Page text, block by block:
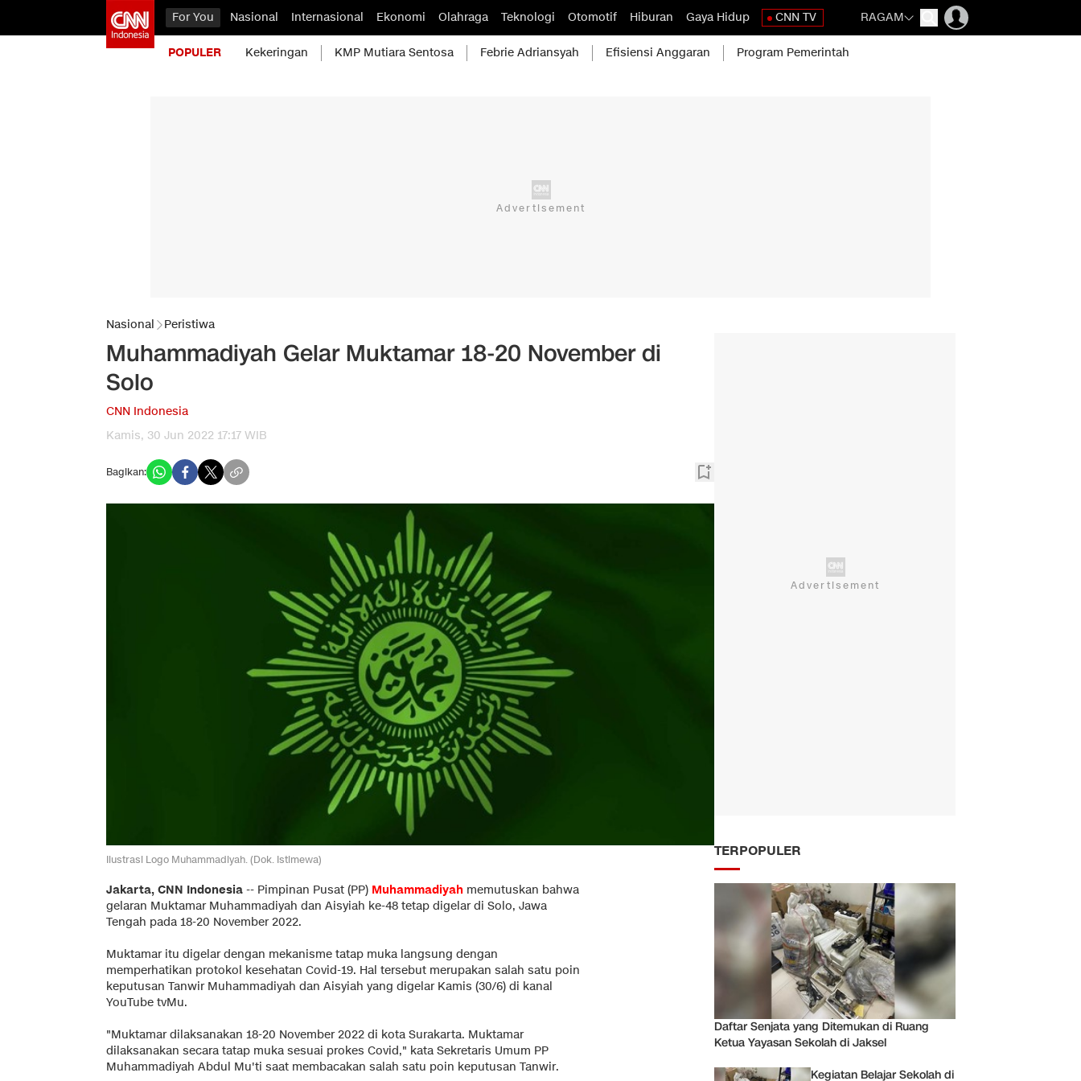
For You Nasional Internasional Ekonomi Olahraga Teknologi Otomotif Hiburan Gaya Hidup CNN TV RAGAM
POPULER Kekeringan KMP Mutiara Sentosa Febrie Adriansyah Efisiensi Anggaran Program Pemerintah
Nasional Peristiwa
Muhammadiyah Gelar Muktamar 18-20 November di
Solo
CNN Indonesia
Kamis, 30 Jun 2022 17:17 WIB
Bagikan:
Ilustrasi Logo Muhammadiyah. (Dok. Istimewa)
Jakarta, CNN Indonesia -- Pimpinan Pusat (PP) Muhammadiyah memutuskan bahwa
gelaran Muktamar Muhammadiyah dan Aisyiah ke-48 tetap digelar di Solo, Jawa
Tengah pada 18-20 November 2022.
Muktamar itu digelar dengan mekanisme tatap muka langsung dengan
memperhatikan protokol kesehatan Covid-19. Hal tersebut merupakan salah satu poin
keputusan Tanwir Muhammadiyah dan Aisyiah yang digelar Kamis (30/6) di kanal
YouTube tvMu.
"Muktamar dilaksanakan 18-20 November 2022 di kota Surakarta. Muktamar
dilaksanakan secara tatap muka sesuai prokes Covid," kata Sekretaris Umum PP
Muhammadiyah Abdul Mu'ti saat membacakan salah satu poin keputusan Tanwir.
TERPOPULER
Daftar Senjata yang Ditemukan di Ruang
Ketua Yayasan Sekolah di Jaksel
Kegiatan Belajar Sekolah di